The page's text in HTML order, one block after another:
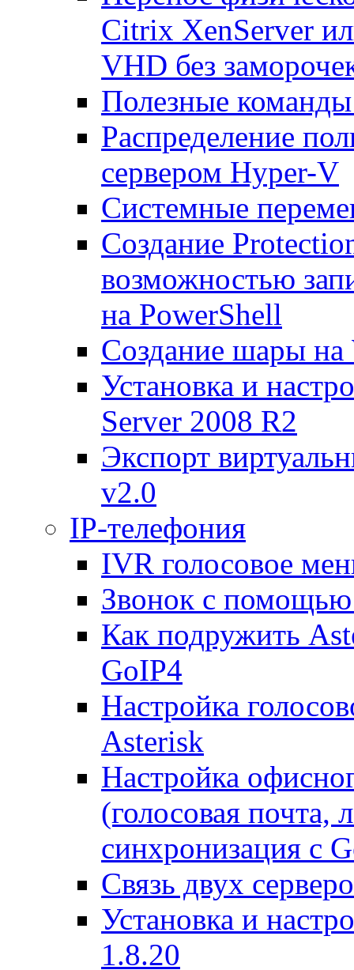
Citrix XenServer
VHD без
Полезные
Распределение
сервером Hyper-V
Системные
Создание
возможностью
на PowerShell
Создание шары на
Установка и
Server 2008 R2
Экспорт
v2.0
IP-телефония
IVR голосовое
Звонок с
Как подружить
GoIP4
Настройка
Asterisk
Настройка
(голосовая почта,
синхронизация с
Связь двух
Установка и
1.8.20